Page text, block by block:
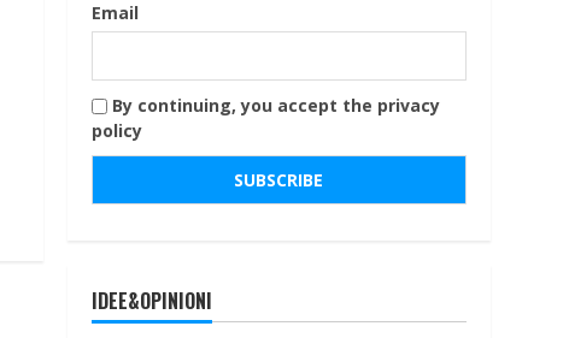
Email
By continuing, you accept the privacy
policy
IDEE&OPINIONI